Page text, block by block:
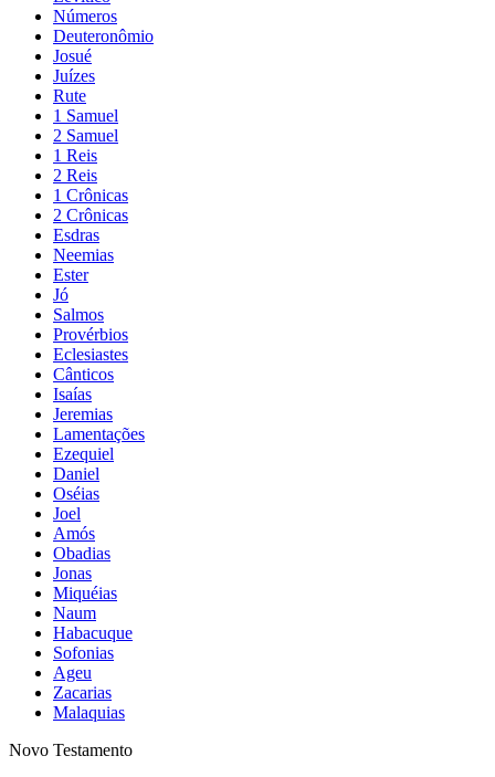
Números
Deuteronômio
Josué
Juízes
Rute
1 Samuel
2 Samuel
1 Reis
2 Reis
1 Crônicas
2 Crônicas
Esdras
Neemias
Ester
Jó
Salmos
Provérbios
Eclesiastes
Cânticos
Isaías
Jeremias
Lamentações
Ezequiel
Daniel
Oséias
Joel
Amós
Obadias
Jonas
Miquéias
Naum
Habacuque
Sofonias
Ageu
Zacarias
Malaquias
Novo Testamento